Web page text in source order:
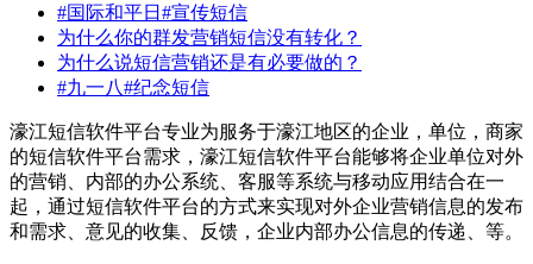
#国际和平日#宣传短信
为什么你的群发营销短信没有转化？
为什么说短信营销还是有必要做的？
#九一八#纪念短信
濠江短信软件平台专业为服务于濠江地区的企业，单位，商家
的短信软件平台需求，濠江短信软件平台能够将企业单位对外
的营销、内部的办公系统、客服等系统与移动应用结合在一
起，通过短信软件平台的方式来实现对外企业营销信息的发布
和需求、意见的收集、反馈，企业内部办公信息的传递、等。